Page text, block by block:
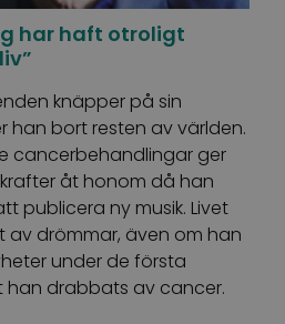
har haft otroligt
knäpper på sin
han bort resten av världen.
cancerbehandlingar ger
åt honom då han
publicera ny musik. Livet
av drömmar, även om han
under de första
drabbats av cancer.